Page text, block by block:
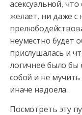
асексуальной,
желает, ни даже с
неуместно будет
прислушалась и
логичнее было
собой и не
иначе надоела.
Посмотреть эту